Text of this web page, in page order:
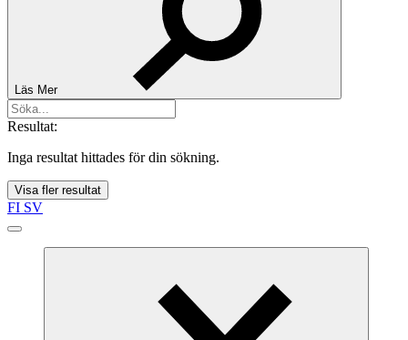
Läs Mer
Resultat:
Inga resultat hittades för din sökning.
Visa fler resultat
FI SV